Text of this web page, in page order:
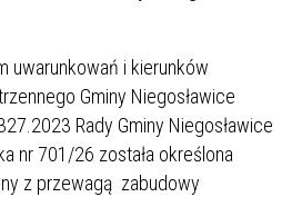
uwarunkowań i kierunków
Gminy Niegosławice
Rady Gminy Niegosławice
nr 701/26 została określona
z przewagą zabudowy